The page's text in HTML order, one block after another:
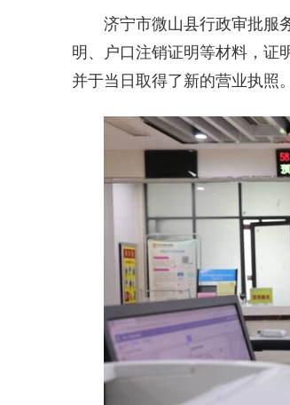
济宁市微山县行政审批服
明、户口注销证明等材料，证
并于当日取得了新的营业执照。